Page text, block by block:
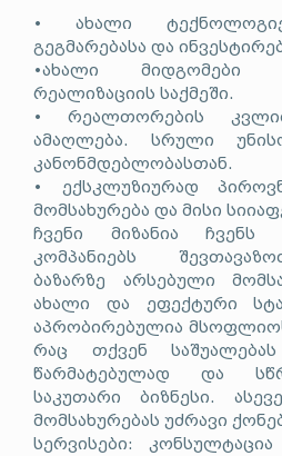
• ახალი
გეგმარებასა და
•ახალი მიდგომები
რეალიზაციის საქმეში.
• რეალთორების
ამაღლება. სრული
კანონმდებლობასთან.
• ექსკლუზიურად
მომსახურება და მისი
ჩვენი მიზანია ჩვენს
კომპანიებს
ბაზარზე არსებული
ახალი და ეფექტური
აპრობირებულია
რაც თქვენ
წარმატებულად და
საკუთარი ბიზნესი.
მომსახურებას უძრავი
სერვისები: